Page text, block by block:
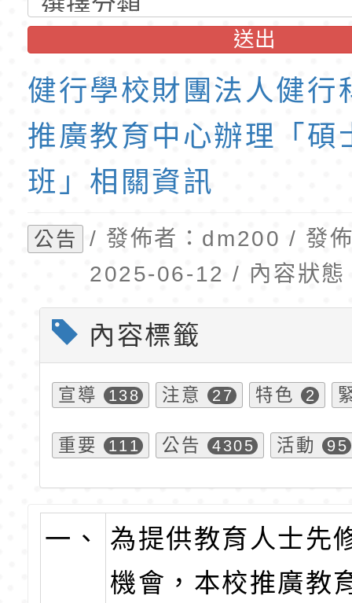
公告(尚有缺額)
民小學115學年度「
班教師助理員」甄選
東門國小115學年度
梯特教代理教師甄選
公告(尚有缺額)
東門國小附設幼兒園
第1學期第2梯代理教
招錄取公告
送出
健行學校財團法人健行
推廣教育中心辦理「碩
班」相關資訊
公告
/ 發佈者：dm200 / 發
2025-06-12 / 內容狀態
內容標籤
宣導 138 注意 27 特色 2
重要 111 公告 4305 活動 95
一、
為提供教育人士先
機會，本校推廣教